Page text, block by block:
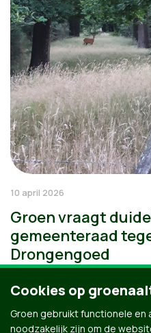
10 april 2026
Groen vraagt
gemeenteraad
Drongengoed
Cookies op
Groen gebruikt functionele en
noodzakelijk zijn om de